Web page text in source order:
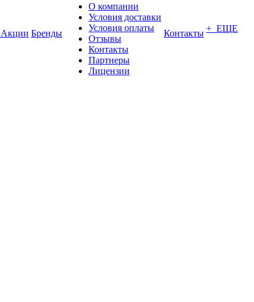
Акции Бренды
О компании
Условия доставки
Условия оплаты
Отзывы
Контакты
Партнеры
Лицензии
Контакты + ЕЩЕ